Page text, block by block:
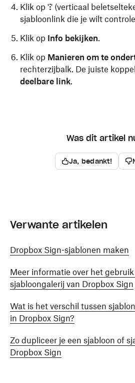
Klik op '⁝' (verticaal
sjabloonlink die je wilt
Klik op Info bekijken.
Klik op Manieren om te
rechterzijbalk. De juiste
deelbare link.
Was dit artikel
Ja, bedankt!
Verwante artikelen
Dropbox Sign-sjablonen maken
Meer informatie over het gebruik
sjabloongalerij van Dropbox Sign
Wat is het verschil tussen
in Dropbox Sign?
Zo dupliceer je een sjabloon of
Dropbox Sign